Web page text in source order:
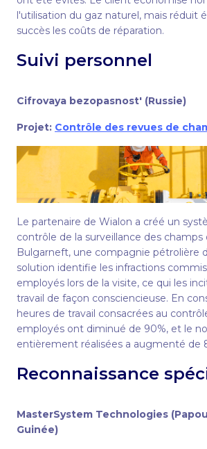
l'utilisation du gaz naturel, mais réduit
succès les coûts de réparation.
Suivi personnel
Cifrovaya bezopasnost' (Russie)
Projet: Contrôle des revues de
Le partenaire de Wialon a créé un
contrôle de la surveillance des
Bulgarneft, une compagnie pétrolière
solution identifie les infractions
employés lors de la visite, ce qui les
travail de façon consciencieuse. En
heures de travail consacrées au
employés ont diminué de 90%, et le
entièrement réalisées a augmenté de
Reconnaissance
MasterSystem Technologies
Guinée)